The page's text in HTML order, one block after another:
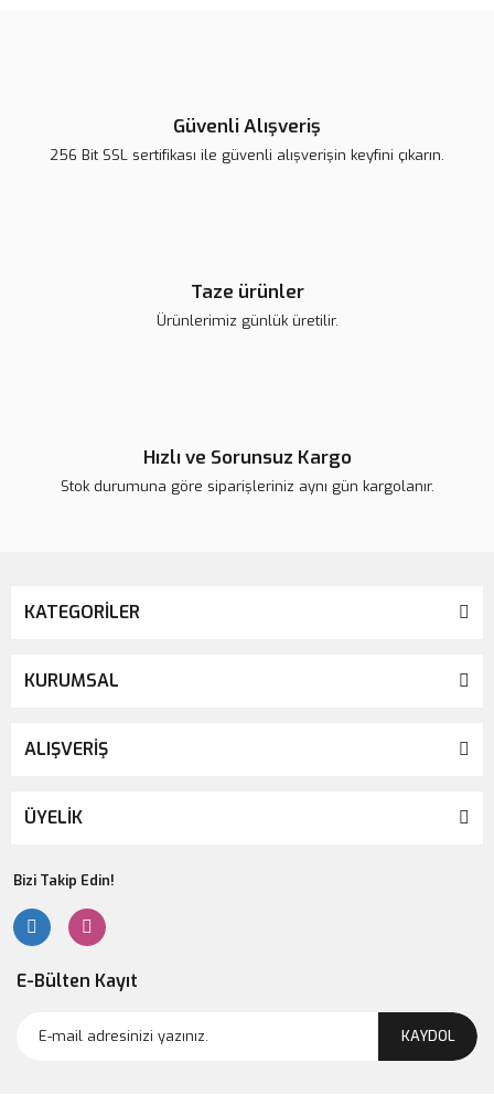
Güvenli Alışveriş
256 Bit SSL sertifikası ile güvenli alışverişin keyfini çıkarın.
Taze ürünler
Ürünlerimiz günlük üretilir.
Hızlı ve Sorunsuz Kargo
Stok durumuna göre siparişleriniz aynı gün kargolanır.
KATEGORİLER
KURUMSAL
ALIŞVERİŞ
ÜYELİK
Bizi Takip Edin!
E-Bülten Kayıt
KAYDOL